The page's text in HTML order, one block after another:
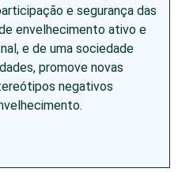
e segurança das
envelhecimento ativo e
e de uma sociedade
promove novas
negativos